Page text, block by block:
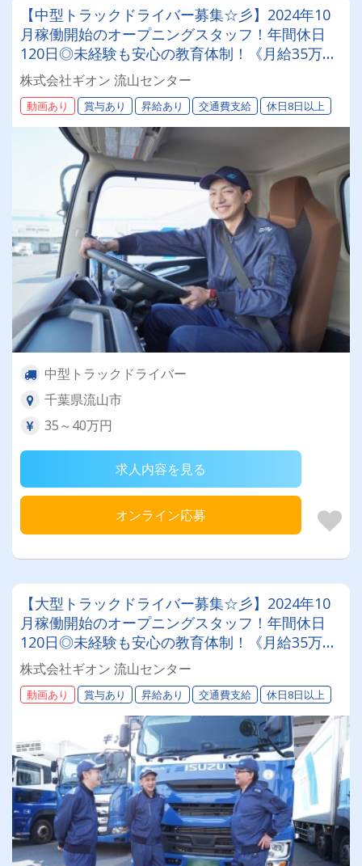
【中型トラックドライバー募集☆彡】2024年10
月稼働開始のオープニングスタッフ！年間休日
120日◎未経験も安心の教育体制！《月給35万円
～》退職金あり・賞与年2回支給！
株式会社ギオン 流山センター
動画あり 賞与あり 昇給あり 交通費支給 休日8日以上
中型トラックドライバー
千葉県流山市
35～40万円
求人内容を見る
オンライン応募
【大型トラックドライバー募集☆彡】2024年10
月稼働開始のオープニングスタッフ！年間休日
120日◎未経験も安心の教育体制！《月給35万円
～》退職金あり・賞与年2回支給！
株式会社ギオン 流山センター
動画あり 賞与あり 昇給あり 交通費支給 休日8日以上